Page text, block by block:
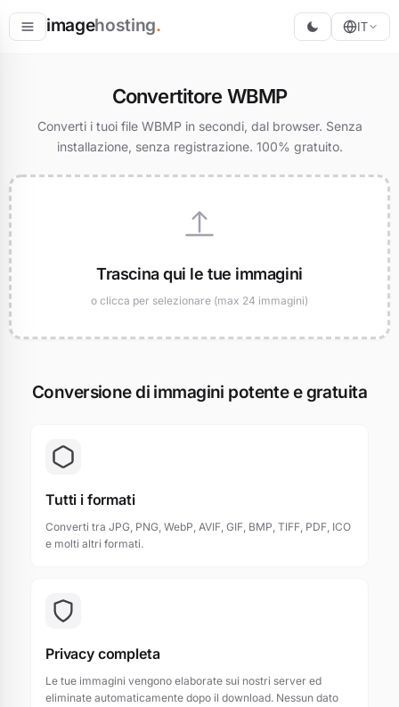
imagehosting.
Ridimensiona
IT
Convertitore WBMP
Converti i tuoi file WBMP in secondi, dal browser. Senza
installazione, senza registrazione. 100% gratuito.
Trascina qui le tue immagini
o clicca per selezionare (max 24 immagini)
Conversione di immagini potente e gratuita
Tutti i formati
Converti tra JPG, PNG, WebP, AVIF, GIF, BMP, TIFF, PDF, ICO
e molti altri formati.
Privacy completa
Le tue immagini vengono elaborate sui nostri server ed
eliminate automaticamente dopo il download. Nessun dato